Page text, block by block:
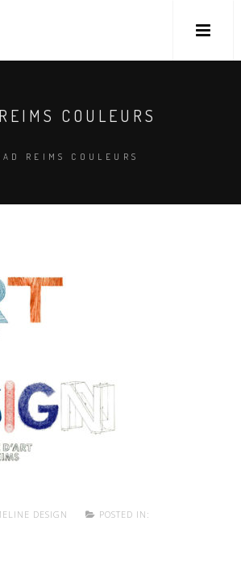
COULEURS
REIMS COULEURS
DESIGN POSTED IN: